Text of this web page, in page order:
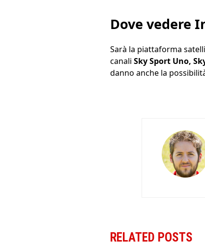
Dove vedere
Sarà la piattaforma
canali Sky Sport Uno,
danno anche la
RELATED POSTS